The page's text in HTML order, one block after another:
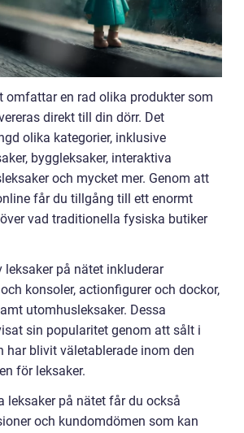
omfattar en rad olika produkter som
direkt till din dörr. Det
olika kategorier, inklusive
byggleksaker, interaktiva
och mycket mer. Genom att
får du tillgång till ett enormt
vad traditionella fysiska butiker
leksaker på nätet inkluderar
konsoler, actionfigurer och dockor,
utomhusleksaker. Dessa
sin popularitet genom att sålt i
har blivit väletablerade inom den
för leksaker.
leksaker på nätet får du också
och kundomdömen som kan